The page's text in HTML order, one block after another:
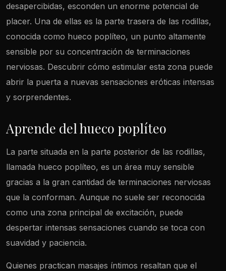
desapercibidas, esconden un enorme potencial de
placer. Una de ellas es la parte trasera de las rodillas,
conocida como hueco poplíteo, un punto altamente
sensible por su concentración de terminaciones
nerviosas. Descubrir cómo estimular esta zona puede
abrir la puerta a nuevas sensaciones eróticas intensas
y sorprendentes.
Aprende del hueco poplíteo
La parte situada en la parte posterior de las rodillas,
llamada hueco poplíteo, es un área muy sensible
gracias a la gran cantidad de terminaciones nerviosas
que la conforman. Aunque no suele ser reconocida
como una zona principal de excitación, puede
despertar intensas sensaciones cuando se toca con
suavidad y paciencia.
Quienes practican masajes íntimos resaltan que el